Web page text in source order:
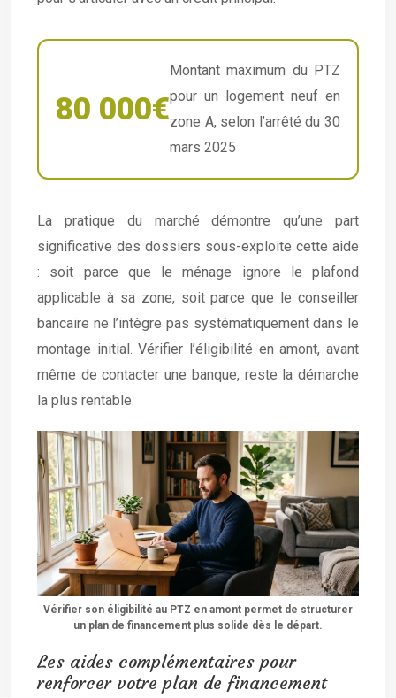
80 000€
Montant maximum du PTZ
pour un logement neuf en
zone A, selon l’arrêté du 30
mars 2025
La pratique du marché démontre qu’une part
significative des dossiers sous-exploite cette aide
: soit parce que le ménage ignore le plafond
applicable à sa zone, soit parce que le conseiller
bancaire ne l’intègre pas systématiquement dans le
montage initial. Vérifier l’éligibilité en amont, avant
même de contacter une banque, reste la démarche
la plus rentable.
Vérifier son éligibilité au PTZ en amont permet de structurer
un plan de financement plus solide dès le départ.
Les aides complémentaires pour
renforcer votre plan de financement